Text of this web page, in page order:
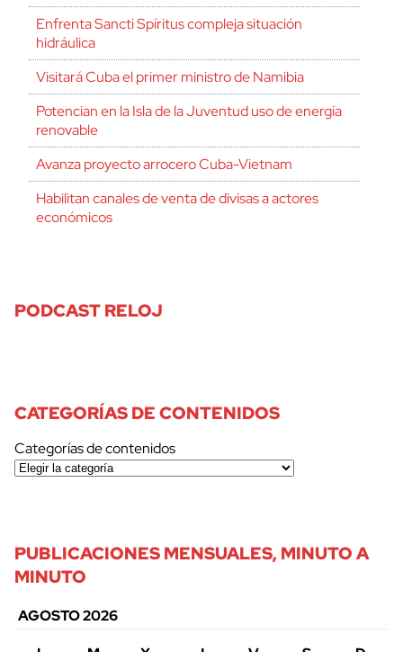
Enfrenta Sancti Spíritus compleja situación
hidráulica
Visitará Cuba el primer ministro de Namibia
Potencian en la Isla de la Juventud uso de energía
renovable
Avanza proyecto arrocero Cuba-Vietnam
Habilitan canales de venta de divisas a actores
económicos
PODCAST RELOJ
CATEGORÍAS DE CONTENIDOS
Categorías de contenidos
PUBLICACIONES MENSUALES, MINUTO A
MINUTO
AGOSTO 2026